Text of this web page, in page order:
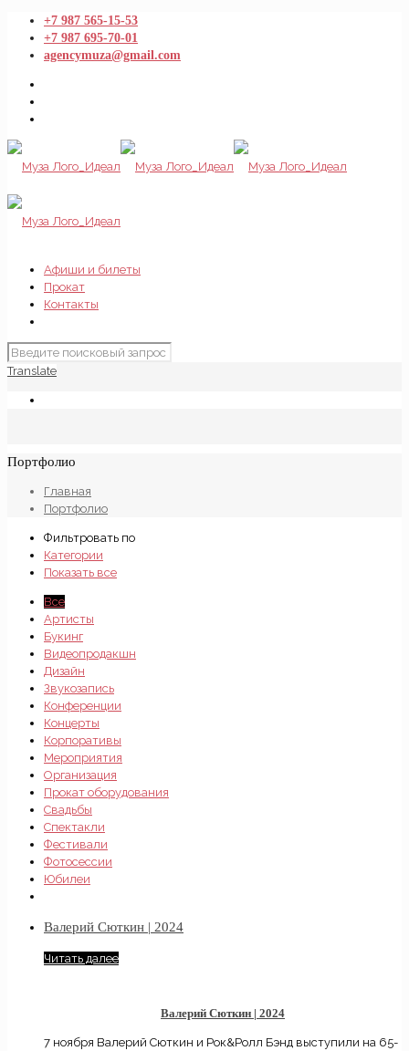
+7 987 565-15-53
+7 987 695-70-01
agencymuza@gmail.com
Афиши и билеты
Прокат
Контакты
Translate
Портфолио
Главная
Портфолио
Фильтровать по
Категории
Показать все
Все
Артисты
Букинг
Видеопродакшн
Дизайн
Звукозапись
Конференции
Концерты
Корпоративы
Мероприятия
Организация
Прокат оборудования
Свадьбы
Спектакли
Фестивали
Фотосессии
Юбилеи
Валерий Сюткин | 2024
Читать далее
Валерий Сюткин | 2024
7 ноября Валерий Сюткин и Рок&Ролл Бэнд выступили на 65-